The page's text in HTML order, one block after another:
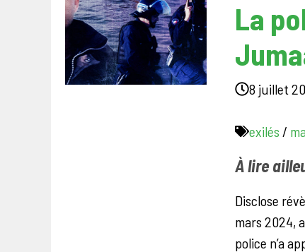
La
8 juillet
exilés /
À lire
Disclose
mars 2024,
police n’a